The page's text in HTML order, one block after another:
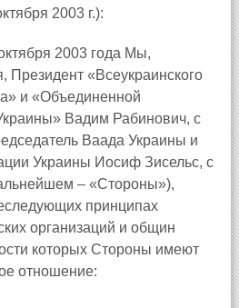
2003 г.):
2003 года Мы,
Президент «Всеукраинского
и «Объединенной
Вадим Рабинович, с
Ваада Украины и
Украины Иосиф Зисельс, с
– «Стороны»),
принципах
организаций и общин
которых Стороны имеют
отношение: